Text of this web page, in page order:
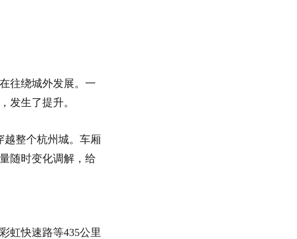
往绕城外发展。一
发生了提升。
越整个杭州城。车厢
随时变化调解，给
虹快速路等435公里